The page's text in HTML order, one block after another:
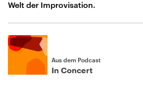
Welt der Improvisation.
Aus dem Podcast
In Concert